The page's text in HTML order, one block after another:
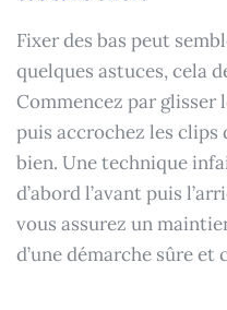
Fixer des bas peut
quelques astuces, cela
Commencez par glisser
puis accrochez les clips
bien. Une technique
d’abord l’avant puis
vous assurez un
d’une démarche sûre et